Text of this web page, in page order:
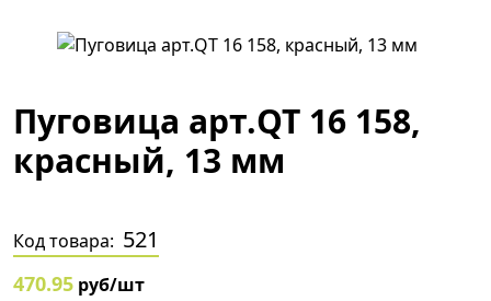
Пуговица арт.QT 16 158,
красный, 13 мм
Код товара: 521
470.95 руб/шт